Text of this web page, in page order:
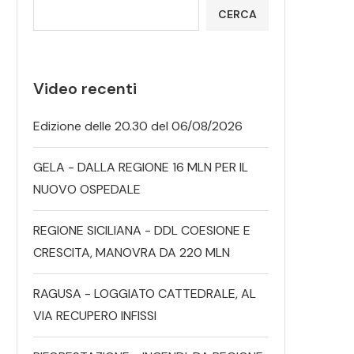
CERCA
Video recenti
Edizione delle 20.30 del 06/08/2026
GELA - DALLA REGIONE 16 MLN PER IL
NUOVO OSPEDALE
REGIONE SICILIANA - DDL COESIONE E
CRESCITA, MANOVRA DA 220 MLN
RAGUSA - LOGGIATO CATTEDRALE, AL
VIA RECUPERO INFISSI